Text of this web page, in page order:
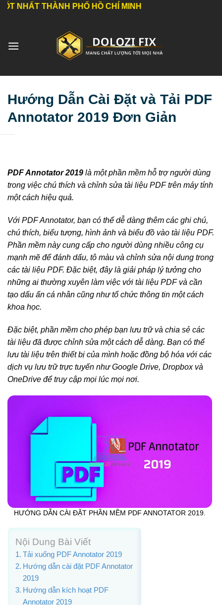
Bỏ
dung
PHỐ HỒ CHÍ MINH
Hướng Dẫn Cài Đặt và Tải PDF
Annotator 2019 Đơn Giản
PDF Annotator 2019 là một phần mềm hỗ trợ người dùng
trong việc chú thích và chỉnh sửa tài liệu PDF trên máy tính
một cách hiệu quả.
Với PDF Annotator, bạn có thể dễ dàng thêm các ghi chú,
chú thích, biểu tượng, hình ảnh và biểu đồ vào tài liệu PDF.
Phần mềm này cung cấp cho người dùng nhiều công cụ
mạnh mẽ để đánh dấu, tô màu và chỉnh sửa nội dung trong
các tài liệu PDF. Đặc biệt, đây là giải pháp lý tưởng cho
những ai thường xuyên làm việc với tài liệu PDF và cần
tạo dấu ấn cá nhân cũng như tổ chức thông tin một cách
khoa học.
Đặc biệt, phần mềm cho phép bạn lưu trữ và chia sẻ các
tài liệu đã được chỉnh sửa một cách dễ dàng. Bạn có thể
lưu tài liệu trên thiết bị của mình hoặc đồng bộ hóa với các
dịch vụ lưu trữ trực tuyến như Google Drive, Dropbox và
OneDrive để truy cập mọi lúc mọi nơi.
HƯỚNG DẪN CÀI ĐẶT PHẦN MỀM PDF ANNOTATOR 2019.
Nội Dung Bài Viết
Tải xuống PDF Annotator 2019
Hướng dẫn cài đặt PDF Annotator
2019
Hướng dẫn kích hoạt PDF
Annotator 2019